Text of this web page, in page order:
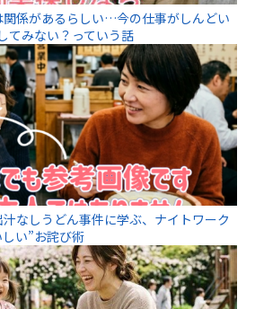
関係があるらしい…今の仕事がしんどい
てみない？っていう話
なしうどん事件に学ぶ、ナイトワーク
い”お詫び術